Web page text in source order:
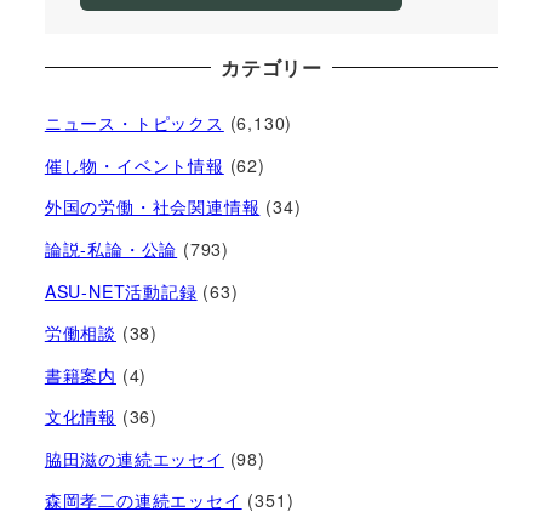
カテゴリー
ニュース・トピックス (6,130)
催し物・イベント情報 (62)
外国の労働・社会関連情報 (34)
論説-私論・公論 (793)
ASU-NET活動記録 (63)
労働相談 (38)
書籍案内 (4)
文化情報 (36)
脇田滋の連続エッセイ (98)
森岡孝二の連続エッセイ (351)